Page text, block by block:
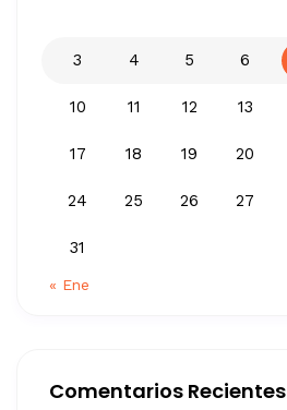
3 4 5 6
10 11 12 13
17 18 19 20
24 25 26 27
31
« Ene
Comentarios Recientes